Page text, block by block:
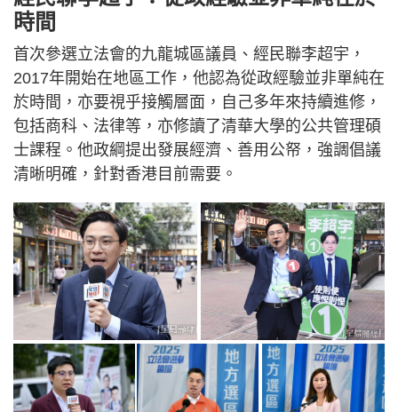
時間
首次參選立法會的九龍城區議員、經民聯李超宇，
2017年開始在地區工作，他認為從政經驗並非單純在
於時間，亦要視乎接觸層面，自己多年來持續進修，
包括商科、法律等，亦修讀了清華大學的公共管理碩
士課程。他政綱提出發展經濟、善用公帑，強調倡議
清晰明確，針對香港目前需要。